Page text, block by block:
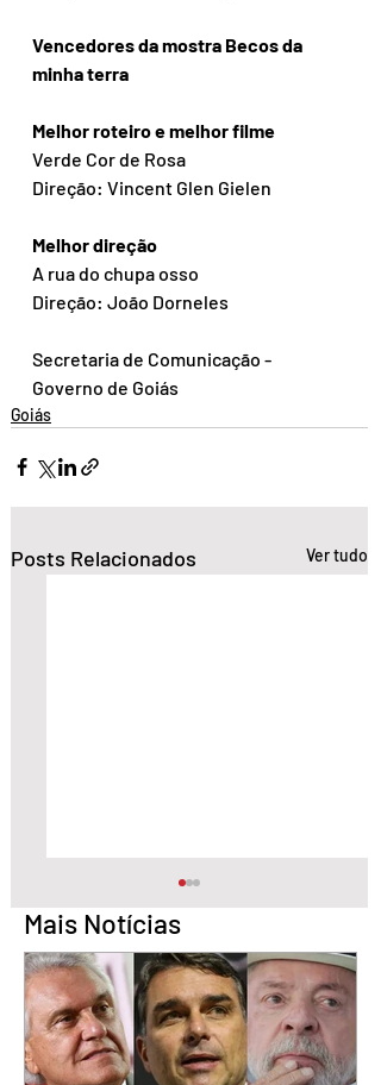
Vencedores da mostra Becos da
minha terra
Melhor roteiro e melhor filme
Verde Cor de Rosa
Direção: Vincent Glen Gielen
Melhor direção
A rua do chupa osso
Direção: João Dorneles
Secretaria de Comunicação -
Governo de Goiás
Goiás
Posts Relacionados Ver tudo
Pesquisa aponta Daniel
Mais Notícias